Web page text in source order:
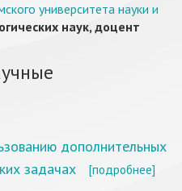
университета науки и
наук, доцент
дополнительных
задачах
[подробнее]